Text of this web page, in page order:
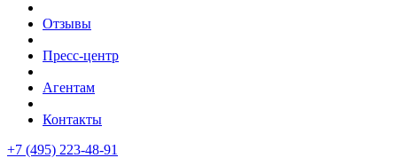
Отзывы
Пресс-центр
Агентам
Контакты
+7 (495) 223-48-91